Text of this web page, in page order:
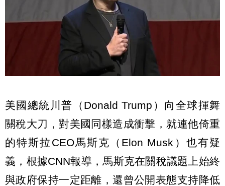
美國總統川普（Donald Trump）向全球揮舞
關稅大刀，對美國同樣造成衝擊，就連他倚重
的特斯拉CEO馬斯克（Elon Musk）也有疑
義，根據CNN報導，馬斯克在關稅議題上始終
與政府保持一定距離，還曾公開表態支持降低